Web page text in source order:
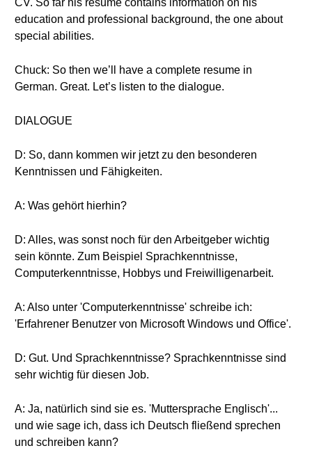
CV. So far his resume contains information on his
education and professional background, the one about
special abilities.
Chuck: So then we’ll have a complete resume in
German. Great. Let’s listen to the dialogue.
DIALOGUE
D: So, dann kommen wir jetzt zu den besonderen
Kenntnissen und Fähigkeiten.
A: Was gehört hierhin?
D: Alles, was sonst noch für den Arbeitgeber wichtig
sein könnte. Zum Beispiel Sprachkenntnisse,
Computerkenntnisse, Hobbys und Freiwilligenarbeit.
A: Also unter 'Computerkenntnisse' schreibe ich:
'Erfahrener Benutzer von Microsoft Windows und Office'.
D: Gut. Und Sprachkenntnisse? Sprachkenntnisse sind
sehr wichtig für diesen Job.
A: Ja, natürlich sind sie es. 'Muttersprache Englisch'...
und wie sage ich, dass ich Deutsch fließend sprechen
und schreiben kann?